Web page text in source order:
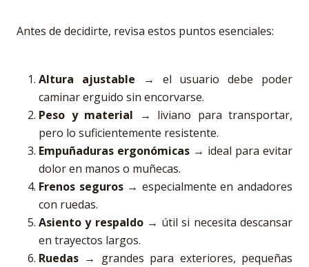
Antes de decidirte, revisa estos puntos esenciales:
Altura ajustable → el usuario debe poder
caminar erguido sin encorvarse.
Peso y material → liviano para transportar,
pero lo suficientemente resistente.
Empuñaduras ergonómicas → ideal para evitar
dolor en manos o muñecas.
Frenos seguros→ especialmente en andadores
con ruedas.
Asiento y respaldo→ útil si necesita descansar
en trayectos largos.
Ruedas → grandes para exteriores, pequeñas